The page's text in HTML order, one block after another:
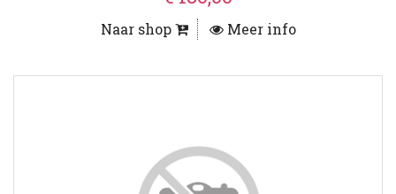
Naar shop Meer info